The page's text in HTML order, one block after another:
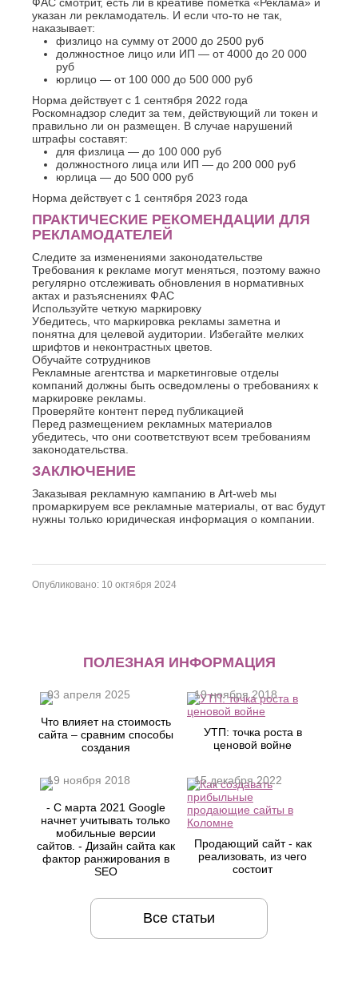
указан ли рекламодатель. И если что-то не так,
наказывает:
физлицо на сумму от 2000 до 2500 руб
должностное лицо или ИП — от 4000 до 20 000
руб
юрлицо — от 100 000 до 500 000 руб
Норма действует с 1 сентября 2022 года
Роскомнадзор следит за тем, действующий ли токен и
правильно ли он размещен. В случае нарушений
штрафы составят:
для физлица — до 100 000 руб
должностного лица или ИП — до 200 000 руб
юрлица — до 500 000 руб
Норма действует с 1 сентября 2023 года
ПРАКТИЧЕСКИЕ РЕКОМЕНДАЦИИ ДЛЯ
РЕКЛАМОДАТЕЛЕЙ
Следите за изменениями законодательстве
Требования к рекламе могут меняться, поэтому важно
регулярно отслеживать обновления в нормативных
актах и разъяснениях ФАС
Используйте четкую маркировку
Убедитесь, что маркировка рекламы заметна и
понятна для целевой аудитории. Избегайте мелких
шрифтов и неконтрастных цветов.
Обучайте сотрудников
Рекламные агентства и маркетинговые отделы
компаний должны быть осведомлены о требованиях к
маркировке рекламы.
Проверяйте контент перед публикацией
Перед размещением рекламных материалов
убедитесь, что они соответствуют всем требованиям
законодательства.
ЗАКЛЮЧЕНИЕ
Заказывая рекламную кампанию в Art-web мы
промаркируем все рекламные материалы, от вас будут
нужны только юридическая информация о компании.
Опубликовано: 10 октября 2024
ПОЛЕЗНАЯ ИНФОРМАЦИЯ
Что влияет на стоимость
сайта – сравним способы
создания
03 апреля 2025
УТП: точка роста в
ценовой войне
19 ноября 2018
- С марта 2021 Google
начнет учитывать только
мобильные версии
сайтов. - Дизайн сайта как
фактор ранжирования в
SEO
19 ноября 2018
Продающий сайт - как
реализовать, из чего
состоит
15 декабря 2022
Все статьи